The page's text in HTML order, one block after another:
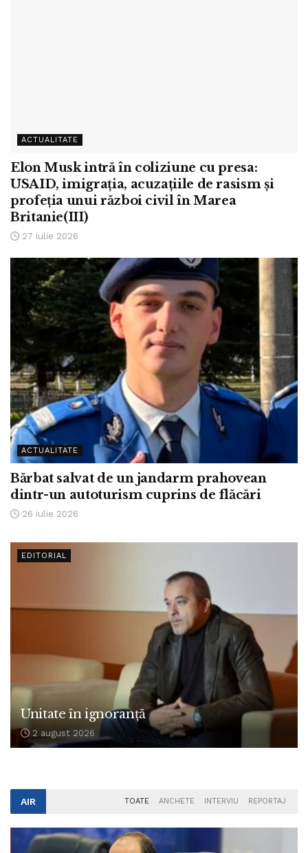
ACTUALITATE
Elon Musk intră în coliziune cu presa:
USAID, imigrația, acuzațiile de rasism și
profeția unui război civil în Marea
Britanie(III)
27 iulie 2026
ACTUALITATE
Bărbat salvat de un jandarm prahovean
dintr-un autoturism cuprins de flăcări
26 iulie 2026
EDITORIAL
Unitate în ignoranță
2 august 2026
AIR TOATE ANCHETE INTERVIU REPORTAJ